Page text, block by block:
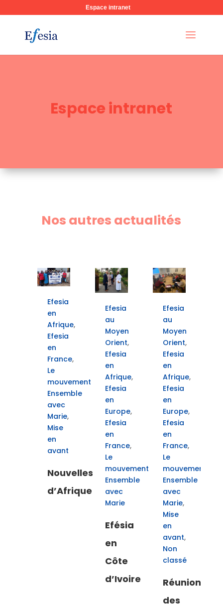
Espace intranet
Espace intranet
Nos autres actualités
Efesia
en
Afrique,
Efesia
en
France,
Le
mouvement
Ensemble
avec
Marie,
Mise
en
avant
Nouvelles
d’Afrique
Efesia
au
Moyen
Orient,
Efesia
en
Afrique,
Efesia
en
Europe,
Efesia
en
France,
Le
mouvement
Ensemble
avec
Marie
Efésia
en
Côte
d’Ivoire
Efesia
au
Moyen
Orient,
Efesia
en
Afrique,
Efesia
en
Europe,
Efesia
en
France,
Le
mouvement
Ensemble
avec
Marie,
Mise
en
avant,
Non
classé
Réunion
des